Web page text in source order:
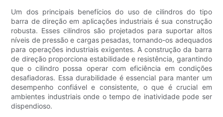
Um dos principais benefícios do uso de cilindros do tipo
barra de direção em aplicações industriais é sua construção
robusta. Esses cilindros são projetados para suportar altos
níveis de pressão e cargas pesadas, tornando-os adequados
para operações industriais exigentes. A construção da barra
de direção proporciona estabilidade e resistência, garantindo
que o cilindro possa operar com eficiência em condições
desafiadoras. Essa durabilidade é essencial para manter um
desempenho confiável e consistente, o que é crucial em
ambientes industriais onde o tempo de inatividade pode ser
dispendioso.